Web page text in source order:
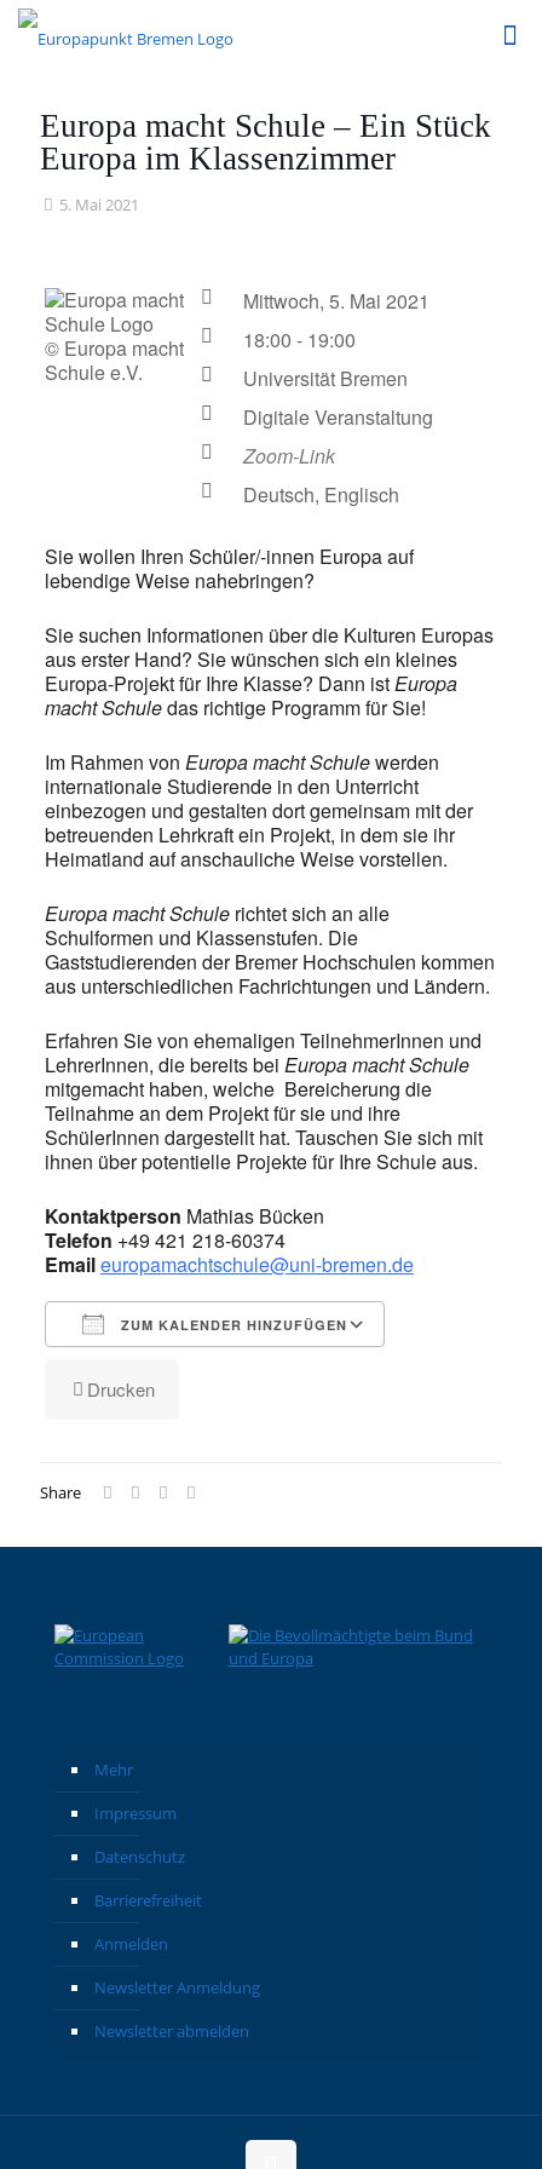
Europa macht Schule – Ein Stück
Europa im Klassenzimmer
5. Mai 2021
© Europa macht
Schule e.V.
Mittwoch, 5. Mai 2021
18:00 - 19:00
Universität Bremen
Digitale Veranstaltung
Zoom-Link
Deutsch, Englisch
Sie wollen Ihren Schüler/-innen Europa auf
lebendige Weise nahebringen?
Sie suchen Informationen über die Kulturen Europas
aus erster Hand? Sie wünschen sich ein kleines
Europa-Projekt für Ihre Klasse? Dann istEuropa
macht Schuledas richtige Programm für Sie!
Im Rahmen von Europa macht Schulewerden
internationale Studierende in den Unterricht
einbezogen und gestalten dort gemeinsam mit der
betreuenden Lehrkraft ein Projekt, in dem sie ihr
Heimatland auf anschauliche Weise vorstellen.
Europa macht Schulerichtet sich an alle
Schulformen und Klassenstufen. Die
Gaststudierenden der Bremer Hochschulen kommen
aus unterschiedlichen Fachrichtungen und Ländern.
Erfahren Sie von ehemaligen TeilnehmerInnen und
LehrerInnen, die bereits bei Europa macht Schule
mitgemacht haben, welche Bereicherung die
Teilnahme an dem Projekt für sie und ihre
SchülerInnen dargestellt hat. Tauschen Sie sich mit
ihnen über potentielle Projekte für Ihre Schule aus.
Kontaktperson Mathias Bücken
Telefon +49 421 218-60374
Emaileuropamachtschule@uni-bremen.de
ZUM KALENDER HINZUFÜGEN
ICS herunterladen
Google Kalender
Drucken
Share
Mehr
Impressum
Datenschutz
Barrierefreiheit
Anmelden
Newsletter Anmeldung
Newsletter abmelden